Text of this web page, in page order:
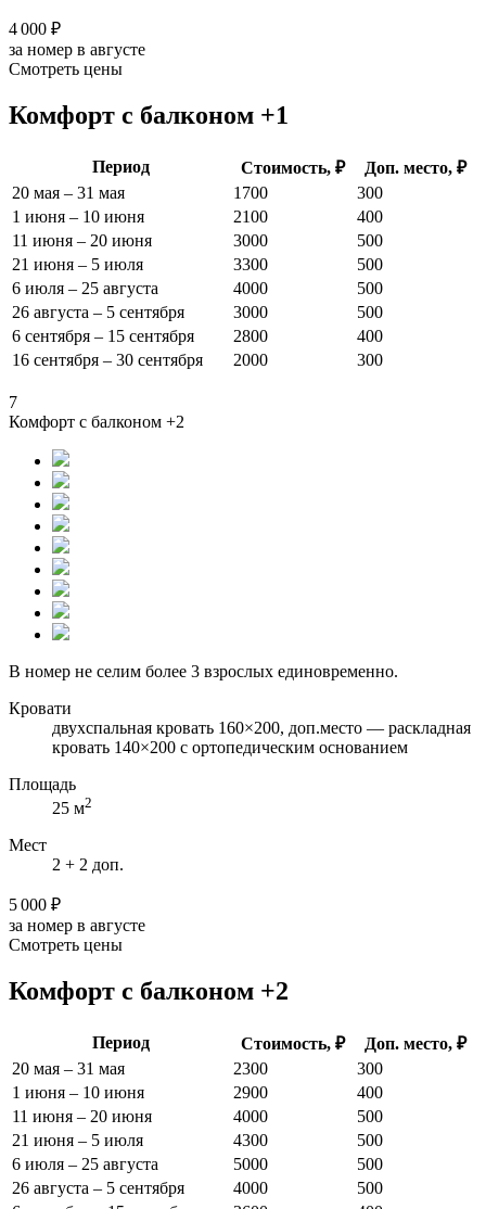
4 000 ₽
за номер в августе
Смотреть цены
Комфорт с балконом +1
Период Стоимость, ₽
Доп. место, ₽
20 мая – 31 мая
1700
300
1 июня – 10 июня
2100
400
11 июня – 20 июня
3000
500
21 июня – 5 июля
3300
500
6 июля – 25 августа
4000
500
26 августа – 5 сентября
3000
500
6 сентября – 15 сентября
2800
400
16 сентября – 30 сентября
2000 300
7
Комфорт с балконом +2
В номер не селим более 3 взрослых единовременно.
Кровати
двухспальная кровать 160×200, доп.место — раскладная
кровать 140×200 с ортопедическим основанием
Площадь
25 м2
Мест
2 + 2 доп.
5 000 ₽
за номер в августе
Смотреть цены
Комфорт с балконом +2
Период Стоимость, ₽
Доп. место, ₽
20 мая – 31 мая
2300
300
1 июня – 10 июня
2900
400
11 июня – 20 июня
4000
500
21 июня – 5 июля
4300
500
6 июля – 25 августа
5000
500
26 августа – 5 сентября
4000
500